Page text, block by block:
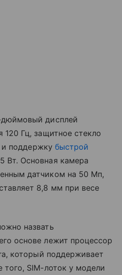
дюймовый дисплей
120 Гц, защитное стекло
и поддержку быстрой
Вт. Основная камера
датчиком на 50 Мп,
8,8 мм при весе
назвать
основе лежит процессор
который поддерживает
того, SIM-лоток у модели